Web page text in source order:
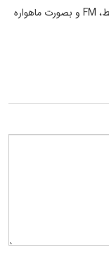
زبان پخش می‌شوند و توسط موج کوتاه، موج متوسط، FM و بصورت ماهواره